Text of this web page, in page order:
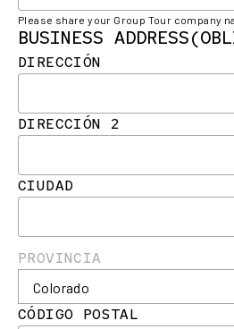
Please share your Group Tour company
BUSINESS ADDRESS
DIRECCIÓN
DIRECCIÓN 2
CIUDAD
PROVINCIA
CÓDIGO POSTAL